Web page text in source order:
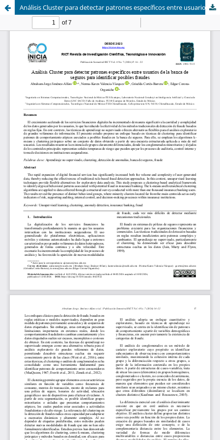
Análisis Cluster para detectar patrones específicos entre usuarios de la banca de seguros para identificar posibles fraudes